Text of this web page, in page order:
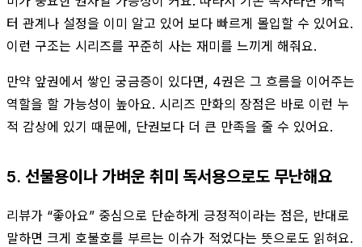
터 관계나 설정을 이미 알고 있어 보다 빠르게 몰입할 수 있어요.
이런 구조는 시리즈를 꾸준히 사는 재미를 느끼게 해줘요.
만약 앞권에서 쌓인 궁금증이 있다면, 4권은 그 흐름을 이어주는
역할을 할 가능성이 높아요. 시리즈 만화의 장점은 바로 이런 누
적 감상에 있기 때문에, 단권보다 더 큰 만족을 줄 수 있어요.
5. 선물용이나 가벼운 취미 독서용으로도 무난해요
리뷰가 “좋아요” 중심으로 단순하게 긍정적이라는 점은, 반대로
말하면 크게 호불호를 부르는 이슈가 적었다는 뜻으로도 읽혀요.